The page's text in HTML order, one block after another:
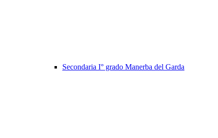
Secondaria I° grado Manerba del Garda